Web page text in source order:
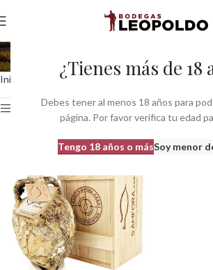
¿Tienes más de 18
Debes tener al menos 18 años para
página. Por favor verifica tu edad
Tengo 18 años o másSoy menor
porrera
Inicio Productos etiquetados “porrera”
Ver barra lateral